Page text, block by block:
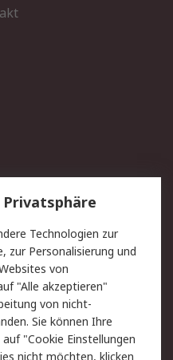
Lieferlösungen
Kontakt
Privatkunden
Datenschutz
Zahlungsbedingungen
Technologien zur
zur Personalisierung und
von
"Alle akzeptieren"
von nicht-
Sie können Ihre
"Cookie Einstellungen
nicht möchten, klicken